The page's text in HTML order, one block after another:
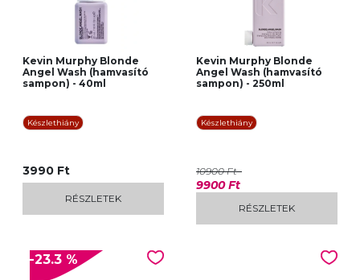
Kevin Murphy Blonde
Angel Wash (hamvasító
sampon) - 40ml
Készlethiány
3990 Ft
RÉSZLETEK
Kevin Murphy Blonde
Angel Wash (hamvasító
sampon) - 250ml
Készlethiány
10900 Ft
9900 Ft
RÉSZLETEK
-23.3 %